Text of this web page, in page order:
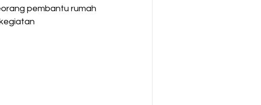
pembantu rumah